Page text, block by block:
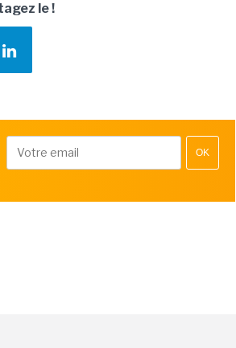
le !
OK